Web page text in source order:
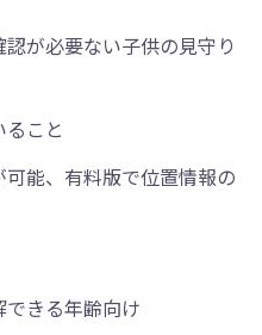
が必要ない子供の見守り
こと
能、有料版で位置情報の
きる年齢向け